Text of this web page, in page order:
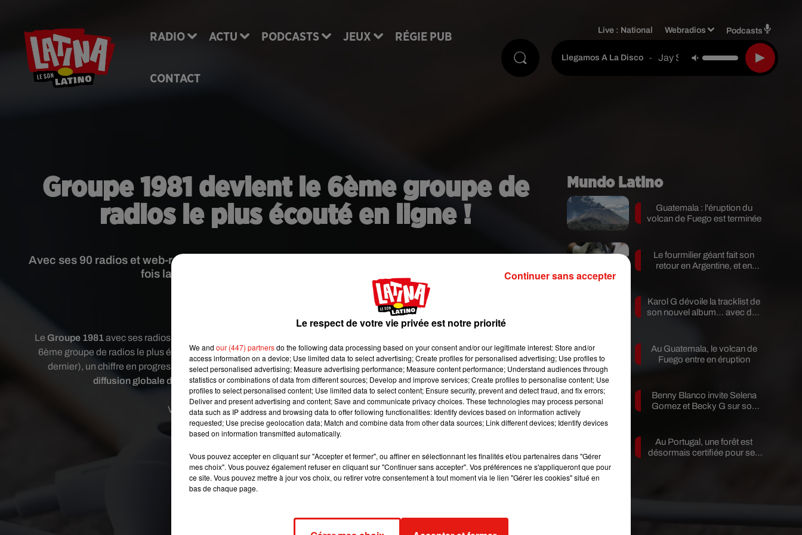
RADIO ACTU PODCASTS JEUX RÉGIE PUB
CONTACT
Live : National Webradios Podcasts
Llegamos A La Disco - Jay Santos & El Fother &
Groupe 1981 devient le 6ème groupe de
radios le plus écouté en ligne !
Avec ses 90 radios et web-radios, le Groupe 1981, dont Latina fait partie, dépasse pour la première
fois la barre des 5 millions d'écoutes actives en France.
Le Groupe 1981avec ses radios OÜI FM, Latina, Swigg, Voltage, Vibration, Forum, Wit FM et BlackBox est désormais le
6ème groupe de radios le plus écouté en ligne avec 5,4 millions d’écoutes actives en France (vs 4,7 millions en octobre
dernier), un chiffre en progression de plus de 14 % ! Des résultats publiés ce mardi par l’ACPMet qui concernent la
diffusion globale des radios digitalesdiffusées et contrôlées sur le mois de novembre 2019.
Voici le détail des audiences pour chaque marque radio :
OÜI FM : 2 678 447 écoutes actives en France
Latina : 1 234 321 écoutes actives en France
Voltage : 418 581 écoutes actives en France
Vibration : 397 046 écoutes actives en France
Swigg : 257 019 écoutes actives en France
Mundo Latino
Guatemala : l'éruption du
volcan de Fuego est terminée
Le fourmilier géant fait son
retour en Argentine, et en
Karol G dévoile la tracklist de
son nouvel album… avec des
Au Guatemala, le volcan de
Fuego entre en éruption
Benny Blanco invite Selena
Gomez et Becky G sur son
Au Portugal, une forêt est
désormais certifiée pour ses
Le respect de votre vie privée est notre priorité
We and our (447) partnersdo the following data processing based on your consent and/or our legitimate interest: Store and/or
access information on a device; Use limited data to select advertising; Create profiles for personalised advertising; Use profiles to
select personalised advertising; Measure advertising performance; Measure content performance; Understand audiences through
statistics or combinations of data from different sources; Develop and improve services; Create profiles to personalise content; Use
profiles to select personalised content; Use limited data to select content; Ensure security, prevent and detect fraud, and fix errors;
Deliver and present advertising and content; Save and communicate privacy choices. These technologies may process personal
data such as IP address and browsing data to offer following functionalities: Identify devices based on information actively
requested; Use precise geolocation data; Match and combine data from other data sources; Link different devices; Identify devices
based on information transmitted automatically.
Vous pouvez accepter en cliquant sur "Accepter et fermer", ou affiner en sélectionnant les finalités et/ou partenaires dans "Gérer
mes choix". Vous pouvez également refuser en cliquant sur "Continuer sans accepter". Vos préférences ne s'appliqueront que pour
ce site. Vous pouvez mettre à jour vos choix, ou retirer votre consentement à tout moment via le lien "Gérer les cookies" situé en
bas de chaque page.
Continuer sans accepter